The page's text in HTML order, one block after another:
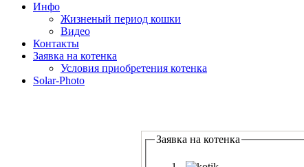
Инфо
Жизненый период кошки
Видео
Контакты
Заявка на котенка
Условия приобретения котенка
Solar-Photo
Заявка на котенка